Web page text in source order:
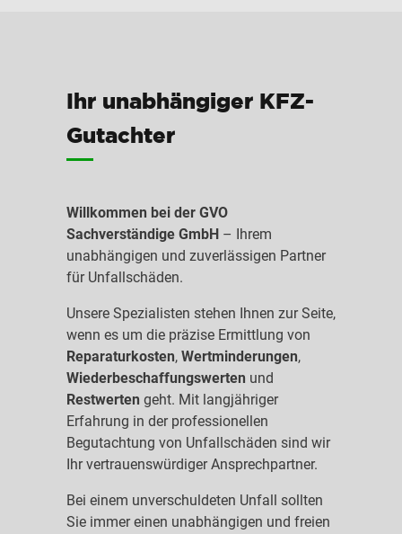
Ihr unabhängiger KFZ-
Gutachter
Willkommen bei der GVO
Sachverständige GmbH – Ihrem
unabhängigen und zuverlässigen Partner
für Unfallschäden.
Unsere Spezialisten stehen Ihnen zur Seite,
wenn es um die präzise Ermittlung von
Reparaturkosten, Wertminderungen,
Wiederbeschaffungswerten und
Restwerten geht. Mit langjähriger
Erfahrung in der professionellen
Begutachtung von Unfallschäden sind wir
Ihr vertrauenswürdiger Ansprechpartner.
Bei einem unverschuldeten Unfall sollten
Sie immer einen unabhängigen und freien